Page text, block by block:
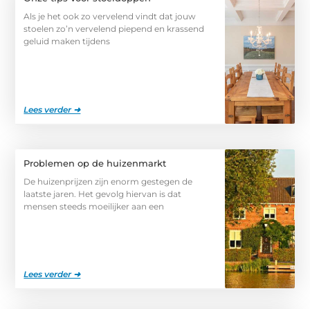
Als je het ook zo vervelend vindt dat jouw
stoelen zo’n vervelend piepend en krassend
geluid maken tijdens
Lees verder ➜
Problemen op de huizenmarkt
De huizenprijzen zijn enorm gestegen de
laatste jaren. Het gevolg hiervan is dat
mensen steeds moeilijker aan een
Lees verder ➜